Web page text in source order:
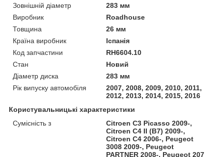
Зовнішній діаметр
283 мм
Виробник
Roadhouse
Товщина
26 мм
Країна виробник
Іспанія
Код запчастини
RH6604.10
Стан
Новий
Діаметр диска
283 мм
Рік випуску автомобіля
2007, 2008, 2009, 2010, 2011,
2012, 2013, 2014, 2015, 2016
Користувальницькі характеристики
Сумісність з
Citroen C3 Picasso 2009-,
Citroen C4 II (B7) 2009-,
Citroen C4 2006-, Peugeot
3008 2009-, Peugeot
PARTNER 2008-, Peugeot 207